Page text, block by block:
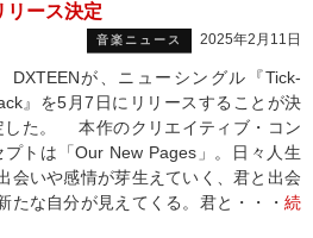
リース決定
音楽ニュース 2025年2月11日
が、ニューシングル『Tick-
』を5月7日にリリースすることが決
した。 本作のクリエイティブ・コン
プトは「Our New Pages」。日々人生
会いや感情が芽生えていく、君と出会
たな自分が見えてくる。君と・・・ 続